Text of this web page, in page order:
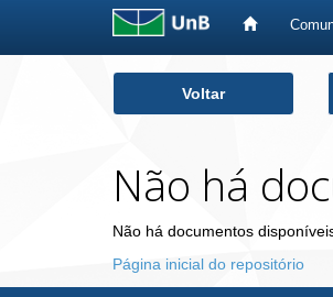
Voltar
Não há
Não há documentos
Página inicial do repositório